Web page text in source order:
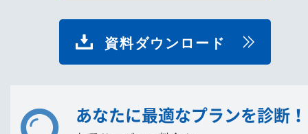
資料ダウンロード
あなたに最適なプランを診断！